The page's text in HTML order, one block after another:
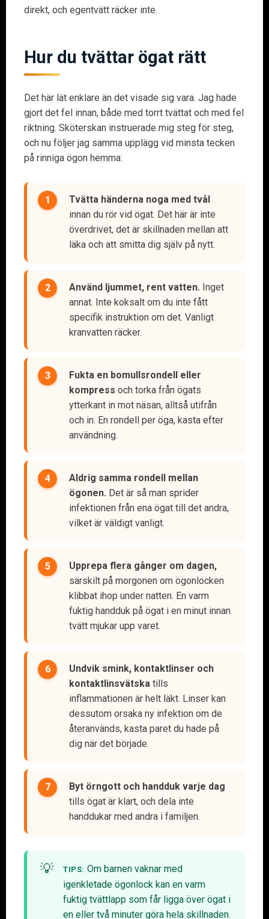
direkt, och egentvätt räcker inte.
Hur du tvättar ögat rätt
Det här lät enklare än det visade sig vara. Jag hade
gjort det fel innan, både med torrt tvättat och med fel
riktning. Sköterskan instruerade mig steg för steg,
och nu följer jag samma upplägg vid minsta tecken
på rinniga ögon hemma:
Tvätta händerna noga med tvål
innan du rör vid ögat. Det här är inte
överdrivet, det är skillnaden mellan att
läka och att smitta dig själv på nytt.
Använd ljummet, rent vatten. Inget
annat. Inte koksalt om du inte fått
specifik instruktion om det. Vanligt
kranvatten räcker.
Fukta en bomullsrondell eller
kompress och torka från ögats
ytterkant in mot näsan, alltså utifrån
och in. En rondell per öga, kasta efter
användning.
Aldrig samma rondell mellan
ögonen. Det är så man sprider
infektionen från ena ögat till det andra,
vilket är väldigt vanligt.
Upprepa flera gånger om dagen,
särskilt på morgonen om ögonlocken
klibbat ihop under natten. En varm
fuktig handduk på ögat i en minut innan
tvätt mjukar upp varet.
Undvik smink, kontaktlinser och
kontaktlinsvätska tills
inflammationen är helt läkt. Linser kan
dessutom orsaka ny infektion om de
återanvänds, kasta paret du hade på
dig när det började.
Byt örngott och handduk varje dag
tills ögat är klart, och dela inte
handdukar med andra i familjen.
TIPS: Om barnen vaknar med
igenkletade ögonlock kan en varm
fuktig tvättlapp som får ligga över ögat i
en eller två minuter göra hela skillnaden.